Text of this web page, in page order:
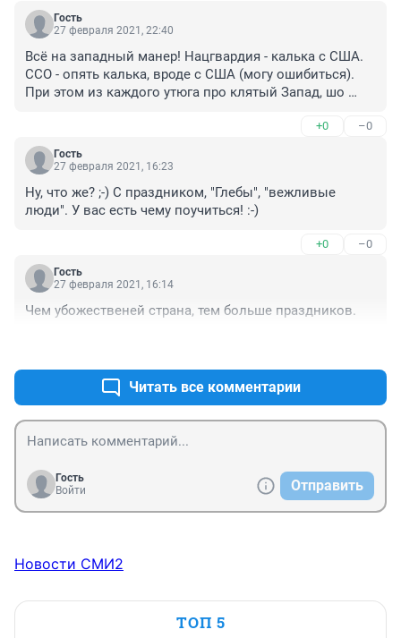
Гость
27 февраля 2021, 22:40
Всё на западный манер! Нацгвардия - калька с США.
ССО - опять калька, вроде с США (могу ошибиться).
При этом из каждого утюга про клятый Запад, шо
+0 –0
Гость
27 февраля 2021, 16:23
Ну, что же? ;-) С праздником, "Глебы", "вежливые
люди". У вас есть чему поучиться! :-)
+0 –0
Гость
27 февраля 2021, 16:14
Чем убожественей страна, тем больше праздников.
Читать все комментарии
Гость
Войти
Отправить
Новости СМИ2
ТОП 5